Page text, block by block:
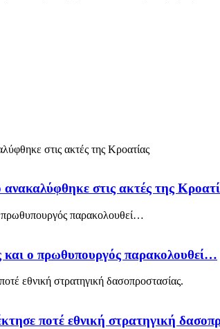
ανακαλύφθηκε στις ακτές της
και ο πρωθυπουργός παρακολουθεί…
ποτέ εθνική στρατηγική